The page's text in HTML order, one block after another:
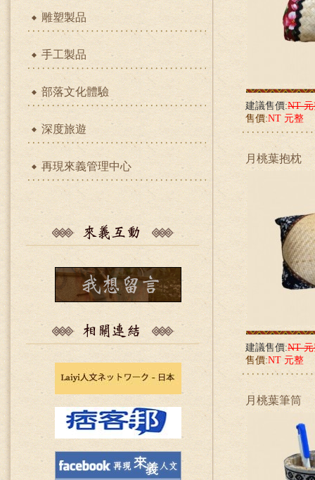
雕塑製品
手工製品
部落文化體驗
深度旅遊
再現來義管理中心
建議售價:NT
售價:NT 元整
月桃葉抱枕
建議售價:NT
售價:NT 元整
月桃葉筆筒